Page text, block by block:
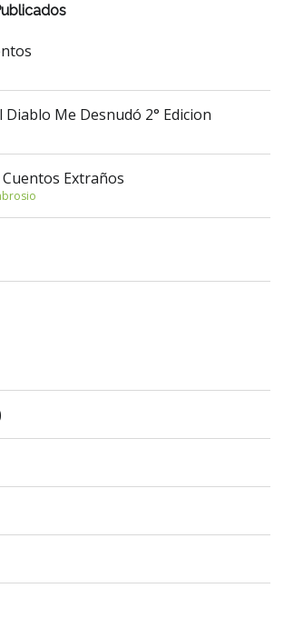
Diablo Me Desnudó 2° Edicion
Cuentos Extraños